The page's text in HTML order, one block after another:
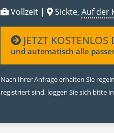
Vollzeit | Sickte, Auf der
JETZT
und automatisch alle
Nach Ihrer Anfrage erhalten Sie
registriert sind, loggen Sie sich bitte